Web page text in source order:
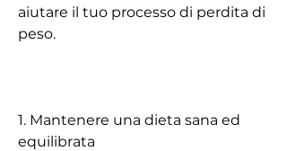
aiutare il tuo processo di perdita di
peso.
1. Mantenere una dieta sana ed
equilibrata